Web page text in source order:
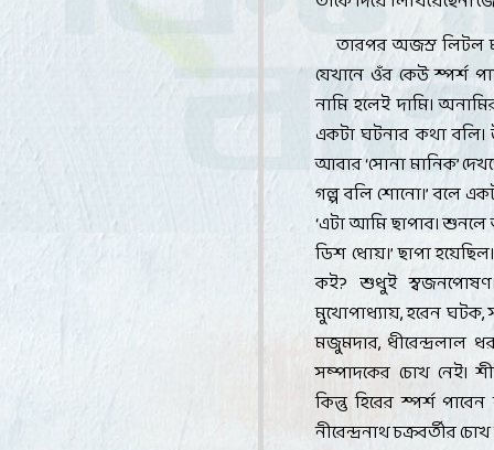
তারপর অজস্র লিটল
যেখানে ওঁর কেউ স্পর্শ
নামি হলেই দামি।
একটা ঘটনার কথা বলি।
আবার‘সোনা মানিক’
গল্প বলি শোনো।’বলে
‘এটা আমি ছাপাব। শুনলে
ডিশ ধোয়।’ছাপা
কই?শুধুই স্বজনপোষণ।
মুখোপাধ্যায়,হরেন ঘটক,
মজুমদার,ধীরেন্দ্রলাল
সম্পাদকের চোখ নেই।
কিন্তু হিরের স্পর্শ
নীরেন্দ্রনাথ চক্রবর্তীর